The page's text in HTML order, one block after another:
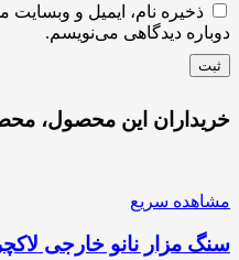
ذخیره نام، ایمیل و
دوباره دیدگاهی می‌نویسم.
خریداران این محصول،
مشاهده سریع
سنگ مزار نانو خارجی لاکچری